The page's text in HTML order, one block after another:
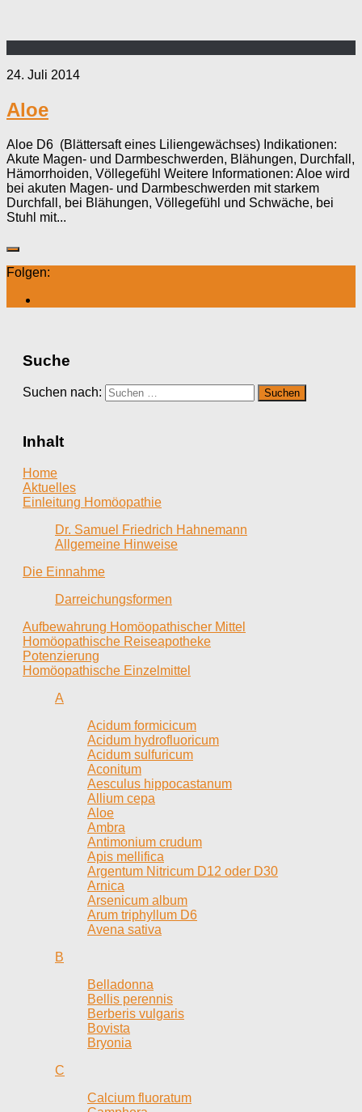
24. Juli 2014
Aloe
Aloe D6 (Blättersaft eines Liliengewächses) Indikationen:
Akute Magen- und Darmbeschwerden, Blähungen, Durchfall,
Hämorrhoiden, Völlegefühl Weitere Informationen: Aloe wird
bei akuten Magen- und Darmbeschwerden mit starkem
Durchfall, bei Blähungen, Völlegefühl und Schwäche, bei
Stuhl mit...
Folgen:
Suche
Suchen nach:
Inhalt
Home
Aktuelles
Einleitung Homöopathie
Dr. Samuel Friedrich Hahnemann
Allgemeine Hinweise
Die Einnahme
Darreichungsformen
Aufbewahrung Homöopathischer Mittel
Homöopathische Reiseapotheke
Potenzierung
Homöopathische Einzelmittel
A
Acidum formicicum
Acidum hydrofluoricum
Acidum sulfuricum
Aconitum
Aesculus hippocastanum
Allium cepa
Aloe
Ambra
Antimonium crudum
Apis mellifica
Argentum Nitricum D12 oder D30
Arnica
Arsenicum album
Arum triphyllum D6
Avena sativa
B
Belladonna
Bellis perennis
Berberis vulgaris
Bovista
Bryonia
C
Calcium fluoratum